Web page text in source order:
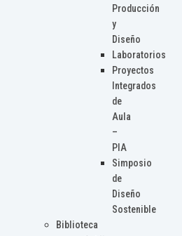
Producción
y
Diseño
Laboratorios
Proyectos
Integrados
de
Aula
–
PIA
Simposio
de
Diseño
Sostenible
Biblioteca